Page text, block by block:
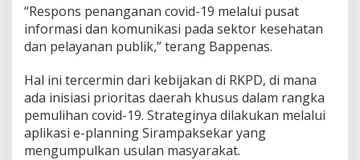
“Respons penanganan covid-19 melalui pusat
informasi dan komunikasi pada sektor kesehatan
dan pelayanan publik,” terang Bappenas.
Hal ini tercermin dari kebijakan di RKPD, di mana
ada inisiasi prioritas daerah khusus dalam rangka
pemulihan covid-19. Strateginya dilakukan melalui
aplikasi e-planning Sirampaksekar yang
mengumpulkan usulan masyarakat.